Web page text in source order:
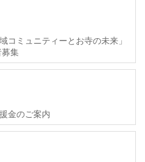
ミュニティーとお寺の未来」
募集
金のご案内